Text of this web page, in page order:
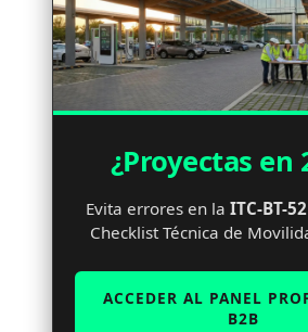
¿Proyectas en
Evita errores en la ITC-BT-52
Checklist Técnica de
ACCEDER AL PANEL
B2B